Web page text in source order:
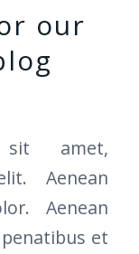
our
amet,
Aenean
Aenean
et